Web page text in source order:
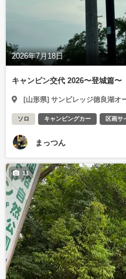
2026年7月18日
キャンピン交代 2026〜登城篇
[山形県] サンビレッジ徳良湖オ
ソロ キャンピングカー 区画サ
まっつん
11